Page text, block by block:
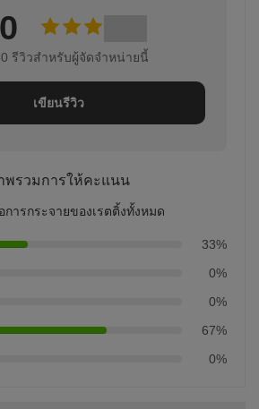
รีวิวสําหรับผู้จัดจําหน่ายนี้
เขียนรีวิว
พรวมการให้คะแนน
การกระจายของเรตติ้งทั้งหมด
33%
0%
0%
67%
0%